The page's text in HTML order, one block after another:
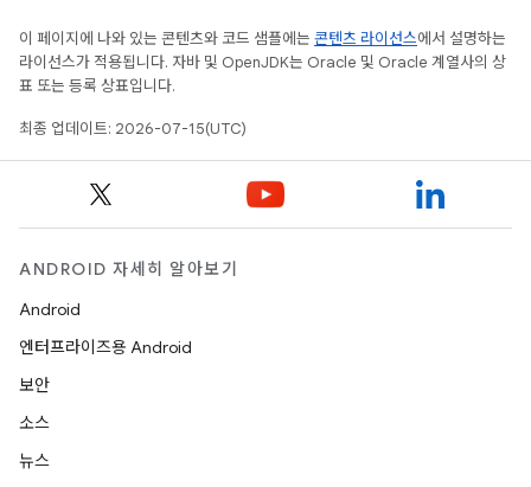
이 페이지에 나와 있는 콘텐츠와 코드 샘플에는 콘텐츠 라이선스에서 설명하는
라이선스가 적용됩니다. 자바 및 OpenJDK는 Oracle 및 Oracle 계열사의 상
표 또는 등록 상표입니다.
최종 업데이트: 2026-07-15(UTC)
ANDROID 자세히 알아보기
Android
엔터프라이즈용 Android
보안
소스
뉴스